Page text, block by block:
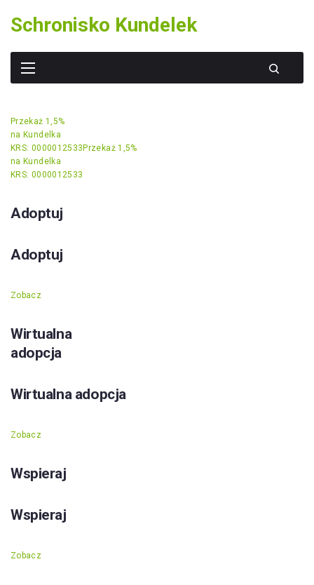
content
Schronisko Kundelek
Przekaż 1,5%
na Kundelka
KRS: 0000012533 Przekaż 1,5%
na Kundelka
KRS: 0000012533
Adoptuj
Adoptuj
Zobacz
Wirtualna
adopcja
Wirtualna adopcja
Zobacz
Wspieraj
Wspieraj
Zobacz